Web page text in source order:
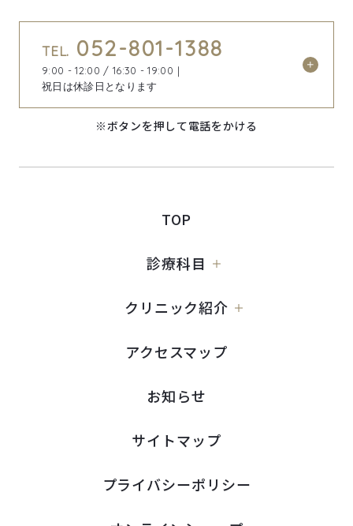
TEL. 052-801-1388
9:00 - 12:00 / 16:30 - 19:00｜
祝日は休診日となります
※ボタンを押して電話をかける
TOP
診療科目
クリニック紹介
アクセスマップ
お知らせ
サイトマップ
プライバシーポリシー